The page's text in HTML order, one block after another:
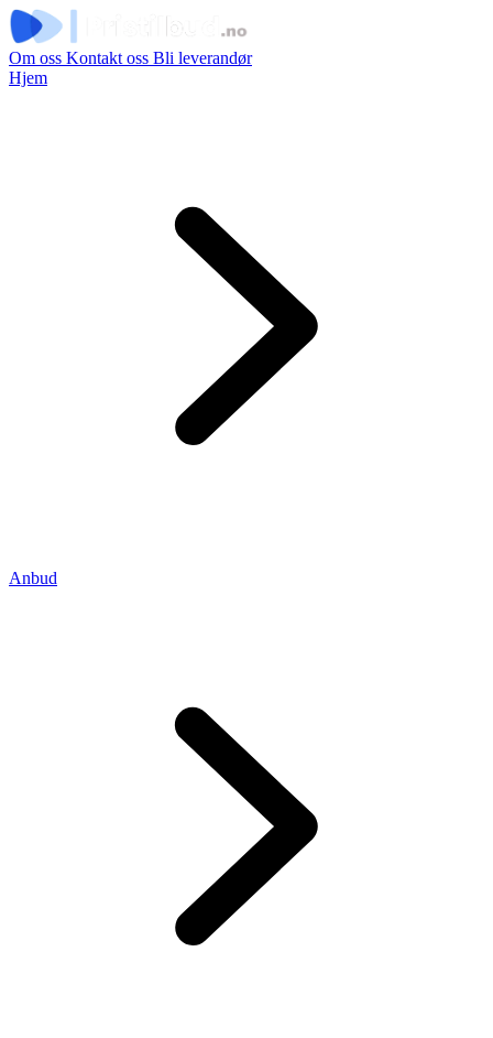
Om oss Kontakt oss Bli leverandør
Hjem
Anbud